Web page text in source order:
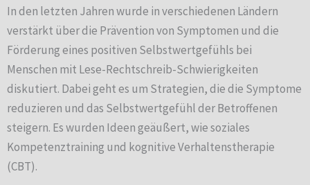
In den letzten Jahren wurde in verschiedenen Ländern
verstärkt über die Prävention von Symptomen und die
Förderung eines positiven Selbstwertgefühls bei
Menschen mit Lese-Rechtschreib-Schwierigkeiten
diskutiert. Dabei geht es um Strategien, die die Symptome
reduzieren und das Selbstwertgefühl der Betroffenen
steigern. Es wurden Ideen geäußert, wie soziales
Kompetenztraining und kognitive Verhaltenstherapie
(CBT).